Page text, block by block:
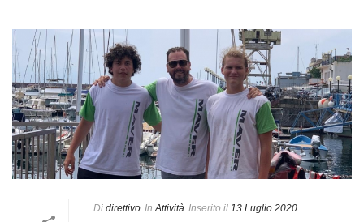
Di direttivo In Attività Inserito il 13 Luglio 2020